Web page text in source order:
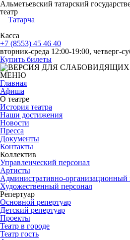
Альметьевский татарский
театр
Татарча
Касса
+7 (8553) 45 46 40
вторник-среда 12:00-19:00, четверг-
Купить билеты
МЕНЮ
Главная
Афиша
О театре
История театра
Наши достижения
Новости
Пресса
Документы
Контакты
Коллектив
Управленческий персонал
Артисты
Административно-организационный
Художественный персонал
Репертуар
Основной репертуар
Детский репертуар
Проекты
Театр в городе
Театр гость